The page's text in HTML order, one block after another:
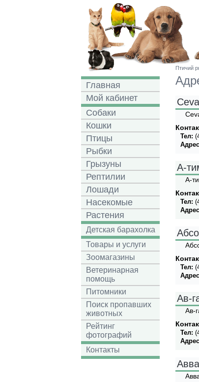
Главная
Мой кабинет
Собаки
Кошки
Птицы
Рыбки
Грызуны
Рептилии
Лошади
Насекомые
Растения
Детская барахолка
Товары и услуги
Зоомагазины
Ветеринарная
помощь
Питомники
Поиск пропавших
животных
Рейтинг
фотографий
Контакты
Птичий
Тел:
А-
А-
Тел:
Тел:
Ав-
Ав-
Тел: